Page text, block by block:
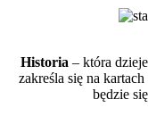
Historia – która
zakreśla się na
będzie